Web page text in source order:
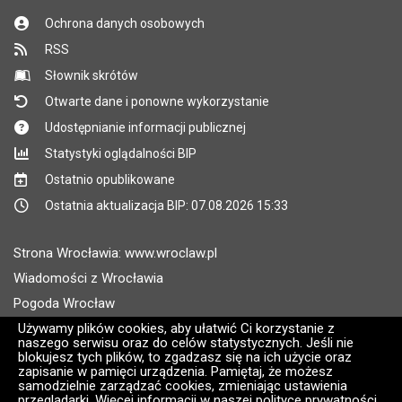
Używamy plików cookies, aby ułatwić Ci korzystanie z
naszego serwisu oraz do celów statystycznych. Jeśli nie
blokujesz tych plików, to zgadzasz się na ich użycie oraz
zapisanie w pamięci urządzenia. Pamiętaj, że możesz
samodzielnie zarządzać cookies, zmieniając ustawienia
Ochrona danych osobowych
RSS
Słownik skrótów
Otwarte dane i ponowne wykorzystanie
Udostępnianie informacji publicznej
Statystyki oglądalności BIP
Ostatnio opublikowane
Ostatnia aktualizacja BIP: 07.08.2026 15:33
Strona Wrocławia: www.wroclaw.pl
Wiadomości z Wrocławia
Pogoda Wrocław
Rozkłady jazdy MPK Wrocław
Administratorem wroclaw.pl jest: ARAW
Wersja systemu: 2.8.30.09